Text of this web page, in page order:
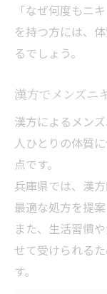
「なぜ何度もニ
を持つ方には、
るでしょう。
漢方でメンズニ
漢方によるメン
人ひとりの体質
点です。
兵庫県では、漢
最適な処方を提案
また、生活習慣
せて受けられる
す。